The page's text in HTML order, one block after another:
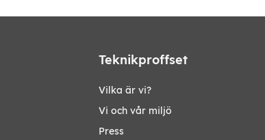
Teknikproffset
Vilka är vi?
Vi och vår miljö
Press